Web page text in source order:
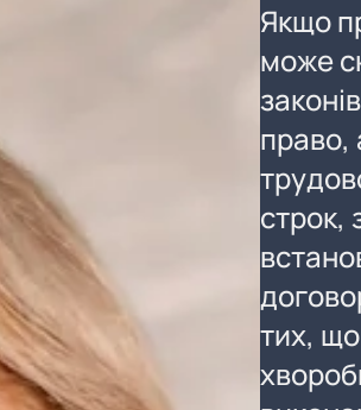
Якщо
може
право,
строк,
тих,